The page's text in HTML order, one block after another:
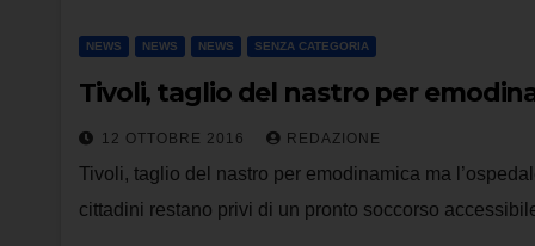
NEWS NEWS NEWS SENZA CATEGORIA
Tivoli, taglio del nastro per
12 OTTOBRE 2016 REDAZIONE
Tivoli, taglio del nastro per emodinamica ma
cittadini restano privi di un pronto soccorso